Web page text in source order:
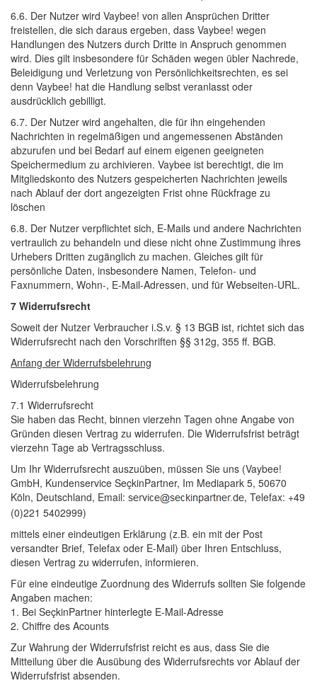
6.6. Der Nutzer wird Vaybee! von allen Ansprüchen Dritter
freistellen, die sich daraus ergeben, dass Vaybee! wegen
Handlungen des Nutzers durch Dritte in Anspruch genommen
wird. Dies gilt insbesondere für Schäden wegen übler Nachrede,
Beleidigung und Verletzung von Persönlichkeitsrechten, es sei
denn Vaybee! hat die Handlung selbst veranlasst oder
ausdrücklich gebilligt.
6.7. Der Nutzer wird angehalten, die für ihn eingehenden
Nachrichten in regelmäßigen und angemessenen Abständen
abzurufen und bei Bedarf auf einem eigenen geeigneten
Speichermedium zu archivieren. Vaybee ist berechtigt, die im
Mitgliedskonto des Nutzers gespeicherten Nachrichten jeweils
nach Ablauf der dort angezeigten Frist ohne Rückfrage zu
löschen
6.8. Der Nutzer verpflichtet sich, E-Mails und andere Nachrichten
vertraulich zu behandeln und diese nicht ohne Zustimmung ihres
Urhebers Dritten zugänglich zu machen. Gleiches gilt für
persönliche Daten, insbesondere Namen, Telefon- und
Faxnummern, Wohn-, E-Mail-Adressen, und für Webseiten-URL.
7 Widerrufsrecht
Soweit der Nutzer Verbraucher i.S.v. § 13 BGB ist, richtet sich das
Widerrufsrecht nach den Vorschriften §§ 312g, 355 ff. BGB.
Anfang der Widerrufsbelehrung
Widerrufsbelehrung
7.1 Widerrufsrecht
Sie haben das Recht, binnen vierzehn Tagen ohne Angabe von
Gründen diesen Vertrag zu widerrufen. Die Widerrufsfrist beträgt
vierzehn Tage ab Vertragsschluss.
Um Ihr Widerrufsrecht auszuüben, müssen Sie uns (Vaybee!
GmbH, Kundenservice SeçkinPartner, Im Mediapark 5, 50670
Köln, Deutschland, Email:
, Telefax: +49
(0)221 5402999)
mittels einer eindeutigen Erklärung (z.B. ein mit der Post
versandter Brief, Telefax oder E-Mail) über Ihren Entschluss,
diesen Vertrag zu widerrufen, informieren.
Für eine eindeutige Zuordnung des Widerrufs sollten Sie folgende
Angaben machen:
1. Bei SeçkinPartner hinterlegte E-Mail-Adresse
2. Chiffre des Acounts
Zur Wahrung der Widerrufsfrist reicht es aus, dass Sie die
Mitteilung über die Ausübung des Widerrufsrechts vor Ablauf der
Widerrufsfrist absenden.